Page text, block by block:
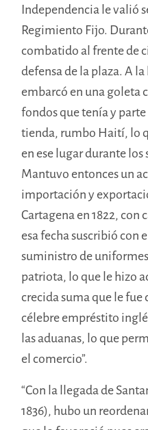
Independencia le valió
Regimiento Fijo.
combatido al frente de
defensa de la plaza. A
embarcó en una goleta
fondos que tenía y
tienda, rumbo Haití, lo
en ese lugar durante los
Mantuvo entonces un
importación y
Cartagena en 1822, con
esa fecha suscribió con
suministro de
patriota, lo que le hizo
crecida suma que le
célebre empréstito
las aduanas, lo que
el comercio”.
“Con la llegada de
1836), hubo un